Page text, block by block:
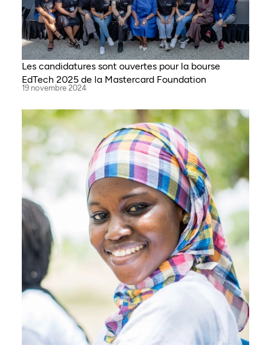
Les candidatures sont ouvertes pour la bourse
EdTech 2025 de la Mastercard Foundation
19 novembre 2024